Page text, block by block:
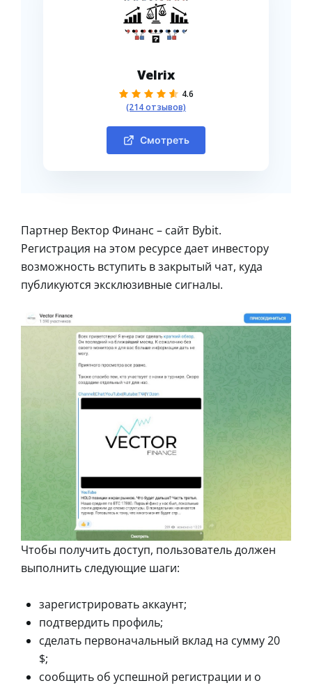
Velrix
4.6
(214 отзывов)
Смотреть
Партнер Вектор Финанс – сайт Bybit.
Регистрация на этом ресурсе дает инвестору
возможность вступить в закрытый чат, куда
публикуются эксклюзивные сигналы.
Чтобы получить доступ, пользователь должен
выполнить следующие шаги:
зарегистрировать аккаунт;
подтвердить профиль;
сделать первоначальный вклад на сумму 20
$;
сообщить об успешной регистрации и о